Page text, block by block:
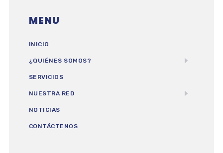
MENU
INICIO
¿QUIÉNES SOMOS?
SERVICIOS
NUESTRA RED
NOTICIAS
CONTÁCTENOS